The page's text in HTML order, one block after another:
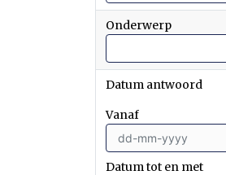
Onderwerp
Datum antwoord
vanaf
Datum tot en met